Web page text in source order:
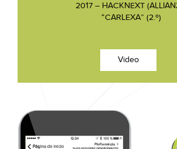
2017 – HACKNEXT
“CARLEXA” (2.º)
Video